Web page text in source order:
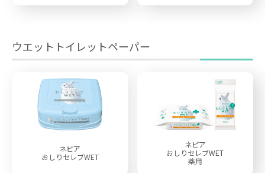
ウエットトイレットペーパー
ネピア
おしりセレブWET
ネピア
おしりセレブWET
薬用